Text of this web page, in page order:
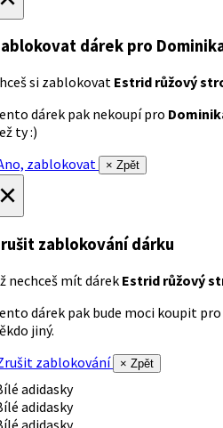
dárek pro
si zablokovat Estrid růžový
dárek pak nekoupí pro
ty :)
zablokovat
× Zpět
zablokování dárku
nechceš mít dárek Estrid růžový
dárek pak bude moci koupit pro
jiný.
zablokování
× Zpět